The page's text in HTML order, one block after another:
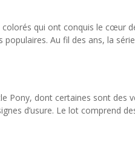
qui ont conquis le cœur
Au fil des ans, la
Pony, dont certaines sont des
d’usure. Le lot comprend